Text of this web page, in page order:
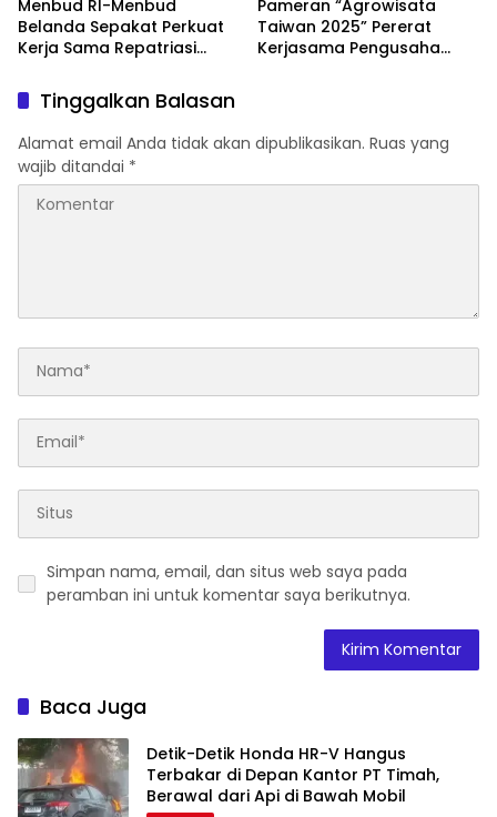
Menbud RI-Menbud
Belanda Sepakat Perkuat
Kerja Sama Repatriasi
Pameran “Agrowisata
Taiwan 2025” Pererat
Kerjasama Pengusaha
Tinggalkan Balasan
Alamat email Anda tidak akan dipublikasikan. Ruas yang
wajib ditandai *
Simpan nama, email, dan situs web saya pada
peramban ini untuk komentar saya berikutnya.
Baca Juga
Detik-Detik Honda HR-V Hangus
Terbakar di Depan Kantor PT Timah,
Berawal dari Api di Bawah Mobil